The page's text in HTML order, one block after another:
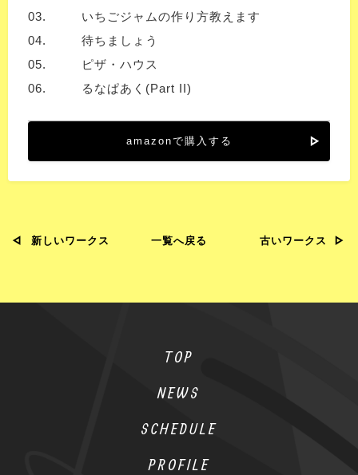
03.
いちごジャムの作り方教えます
04.
待ちましょう
05.
ピザ・ハウス
06.
るなぱあく(Part II)
amazonで購入する
新しいワークス 一覧へ戻る 古いワークス
TOP
NEWS
SCHEDULE
PROFILE